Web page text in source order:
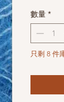
數量 *
只剩 8 件